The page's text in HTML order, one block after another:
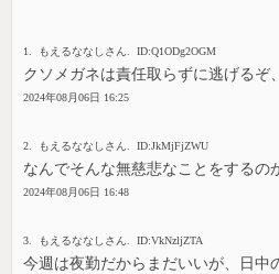
1. もえるななしさん. ID:Q1ODg2OGM
クソメガネは責任取らずに逃げるぞ
2024年08月06日 16:25
2. もえるななしさん. ID:JkMjFjZWU
なんでそんな無慈悲なことをするの
2024年08月06日 16:48
3. もえるななしさん. ID:VkNzljZTA
今週は夜勤だからまだいいが、日中